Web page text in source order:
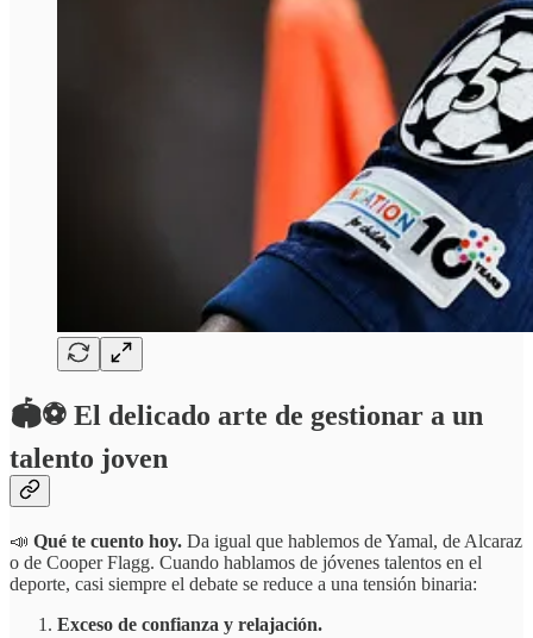
🏟️⚽ El delicado arte de gestionar a un
talento joven
📣 Qué te cuento hoy. Da igual que hablemos de Yamal, de Alcaraz
o de Cooper Flagg. Cuando hablamos de jóvenes talentos en el
deporte, casi siempre el debate se reduce a una tensión binaria:
Exceso de confianza y relajación.